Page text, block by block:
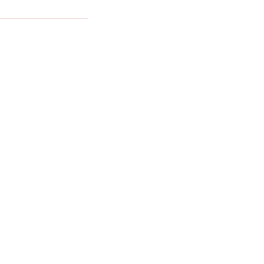
est donc
confiance.
à compter de la
les produits
client (suivi